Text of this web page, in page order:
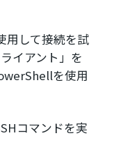
用して接続を試
イアント」を
を使用
コマンドを実